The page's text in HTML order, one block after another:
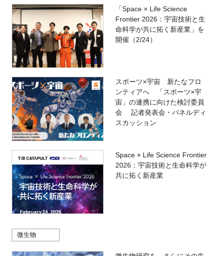
「Space × Life Science
Frontier 2026：宇宙技術と生
命科学が共に拓く新産業」を
開催（2/24）
スポーツ×宇宙 新たなフロ
ンティアへ 「スポーツ×宇
宙」の連携に向けた検討委員
会 記者発表会・パネルディ
スカッション
Space × Life Science Frontier
2026：宇宙技術と生命科学が
共に拓く新産業
微生物